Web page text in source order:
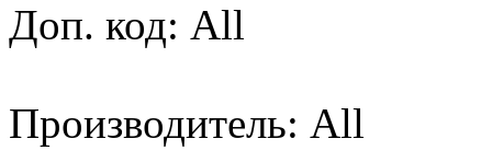
Доп. код: All
Производитель: All